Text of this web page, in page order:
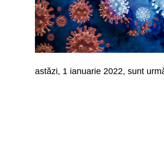
astăzi, 1 ianuarie 2022, sunt